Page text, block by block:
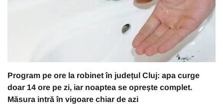
Program pe ore la robinet în județul Cluj: apa curge
doar 14 ore pe zi, iar noaptea se oprește complet.
Măsura intră în vigoare chiar de azi